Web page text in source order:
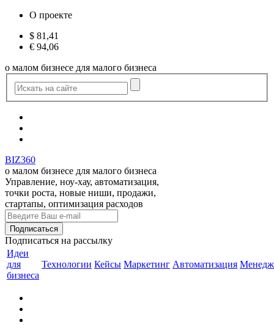
О проекте
$ 81,41
€ 94,06
о малом бизнесе для малого бизнеса
BIZ360
о малом бизнесе для малого бизнеса
Управление, ноу-хау, автоматизация,
точки роста, новые ниши, продажи,
стартапы, оптимизация расходов
Подписаться на рассылку
Идеи
для
бизнеса
Технологии Кейсы Маркетинг Автоматизация